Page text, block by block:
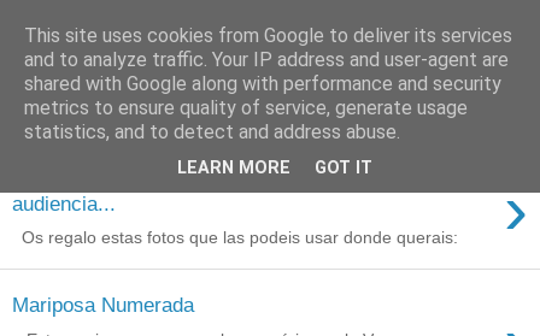
Está de pinga
3/8/26
Agradecimientos a Ares por su
audiencia...
›
Os regalo estas fotos que las podeis usar donde querais:
Mariposa Numerada
This site uses cookies from Google to deliver its services
and to analyze traffic. Your IP address and user-agent are
shared with Google along with performance and security
metrics to ensure quality of service, generate usage
statistics, and to detect and address abuse.
LEARN MORE GOT IT